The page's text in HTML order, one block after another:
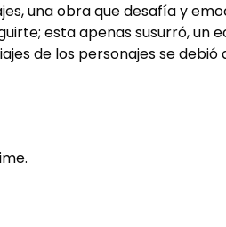
una obra que desafía y
esta apenas susurró, un
de los personajes se